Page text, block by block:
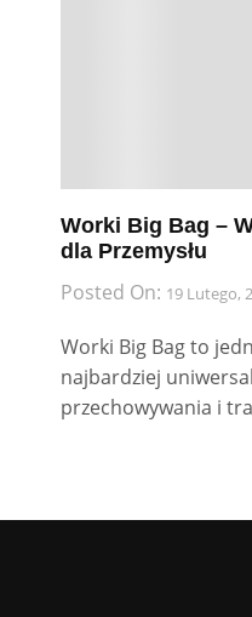
Worki Big Bag –
dla Przemysłu
Posted On: 19 Lutego,
Worki Big Bag to
najbardziej
przechowywania i